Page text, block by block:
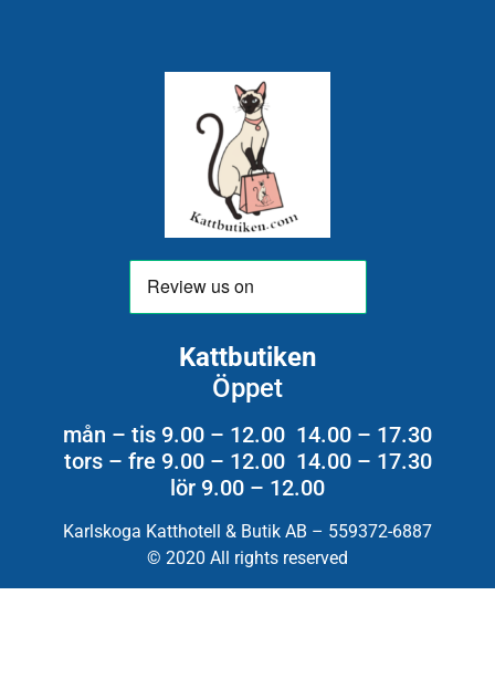
Kattbutiken
Öppet
mån – tis 9.00 – 12.00 14.00 – 17.30
tors – fre 9.00 – 12.00 14.00 – 17.30
lör 9.00 – 12.00
Karlskoga Katthotell & Butik AB – 559372-6887
© 2020 All rights reserved